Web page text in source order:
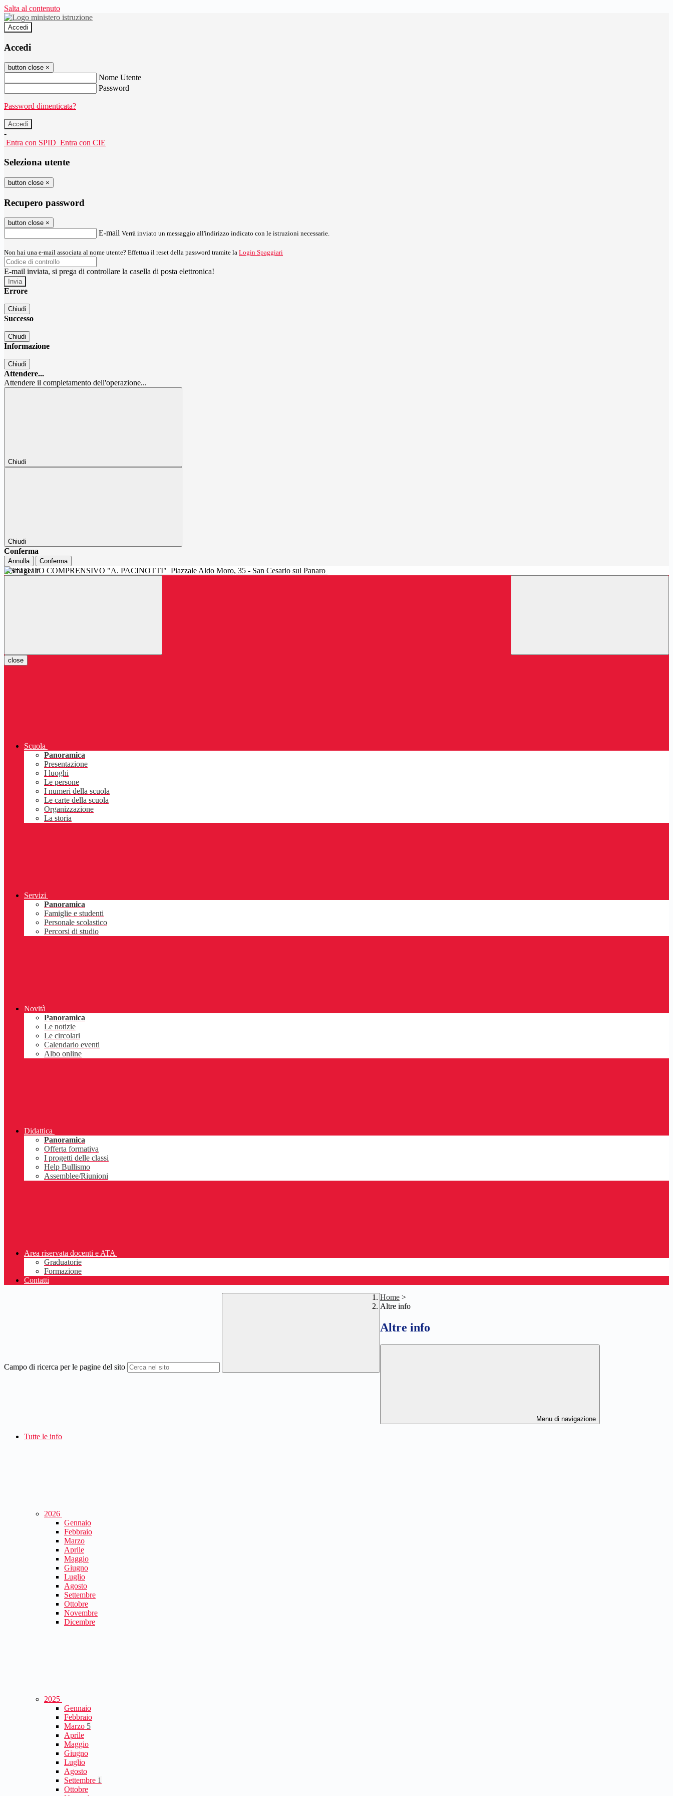
Salta al contenuto
Accedi
Accedi
button close ×
Nome Utente
Password
Password dimenticata?
-
Entra con SPID Entra con CIE
Seleziona utente
button close ×
Recupero password
button close ×
E-mail Verrà inviato un messaggio all'indirizzo indicato con le istruzioni necessarie.
Non hai una e-mail associata al nome utente? Effettua il reset della password tramite la Login Spaggiari
E-mail inviata, si prega di controllare la casella di posta elettronica!
Errore
Chiudi
Successo
Chiudi
Informazione
Chiudi
Attendere...
Attendere il completamento dell'operazione...
Chiudi
Chiudi
Conferma
Annulla Conferma
ISTITUTO COMPRENSIVO "A. PACINOTTI" Piazzale Aldo Moro, 35 - San Cesario sul Panaro
close
Scuola
Panoramica
Presentazione
I luoghi
Le persone
I numeri della scuola
Le carte della scuola
Organizzazione
La storia
Servizi
Panoramica
Famiglie e studenti
Personale scolastico
Percorsi di studio
Novità
Panoramica
Le notizie
Le circolari
Calendario eventi
Albo online
Didattica
Panoramica
Offerta formativa
I progetti delle classi
Help Bullismo
Assemblee/Riunioni
Area riservata docenti e ATA
Graduatorie
Formazione
Contatti
Campo di ricerca per le pagine del sito
Home >
Altre info
Altre info
Menu di navigazione
Tutte le info
2026
Gennaio
Febbraio
Marzo
Aprile
Maggio
Giugno
Luglio
Agosto
Settembre
Ottobre
Novembre
Dicembre
2025
Gennaio
Febbraio
Marzo 5
Aprile
Maggio
Giugno
Luglio
Agosto
Settembre 1
Ottobre